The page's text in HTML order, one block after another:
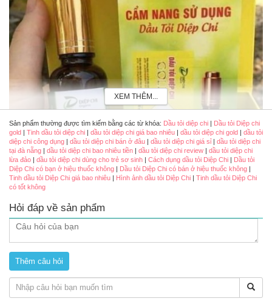
Dầu tỏi Diệp Chi gia truyền chiết xuất 100% từ tỏi ta Kinh Môn
Dầu tỏi Diệp Chi Gold
mũi, cảm cúm, đầy bụng, ăn không tiêu, các vấn đề về
đường ruột, các vấn đề sức khỏe hay gặp ở trẻ nhỏ
Dầu tỏi Diệp Chi hỗ trợ hạ lipid máu
XEM THÊM...
Sản phẩm thường được tìm kiếm bằng các từ khóa: Dầu tỏi diệp chi | Dầu tỏi Diệp chi
gold | Tinh dầu tỏi diệp chi | dầu tỏi diệp chi giá bao nhiêu | dầu tỏi diệp chi gold | dầu tỏi
diệp chi công dụng | dầu tỏi diệp chi bán ở đâu | dầu tỏi diệp chi giá sỉ| dầu tỏi diệp chi
tại đà nẵng | dầu tỏi diệp chi bao nhiêu tiền | dầu tỏi diệp chi review | dầu tỏi diệp chi
lừa đảo | dầu tỏi diệp chi dùng cho trẻ sơ sinh | Cách dụng dầu tỏi Diệp Chi | Dầu tỏi
Diệp Chi có bạn ở hiệu thuốc không | Dầu tỏi Diệp Chi có bán ở hiệu thuốc không |
Tinh dầu tỏi Diệp Chi giá bao nhiêu | Hình ảnh dầu tỏi Diệp Chi | Tinh dầu tỏi Diệp Chi
có tốt không
Hỏi đáp về sản phẩm